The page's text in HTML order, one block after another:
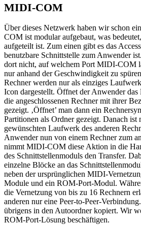
MIDI-COM
Über dieses Netzwerk haben wir schon
COM ist modular aufgebaut, was
aufgeteilt ist. Zum einen gibt es das
benutzbare Schnittstelle zum Anwender
dort nicht, auf welchem Port MIDI-COM
nur anhand der Geschwindigkeit zu
Rechner werden nur als einziges
Icon dargestellt. Öffnet der Anwender
die angeschlossenen Rechner mit ihrer
gezeigt. ‚Öffnet’ man dann ein
Partitionen als Ordner gezeigt. Danach ist
gewünschten Laufwerk des anderen
Anwender nun von einem Rechner zum
nimmt MIDI-COM diese Aktion in die
des Schnittstellenmoduls den Transfer.
einzelne Blöcke an das
neben der ursprünglichen MIDI-
Module und ein ROM-Port-Modul.
die Vernetzung von bis zu 16 Rechnern
anderen nur eine Peer-to-Peer-
übrigens in den Autoordner kopiert. Wir
ROM-Port-Lösung beschäftigen.